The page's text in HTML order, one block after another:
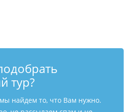
тур?
найдем то, что Вам нужно.